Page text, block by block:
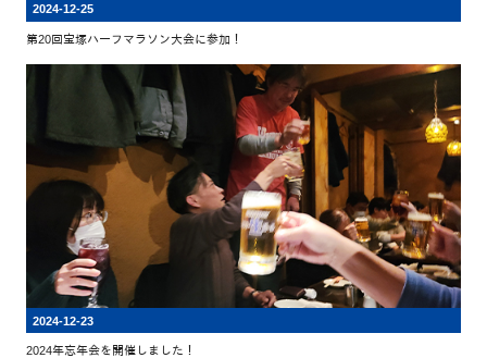
2024-12-25
第20回宝塚ハーフマラソン大会に参加！
2024-12-23
2024年忘年会を開催しました！